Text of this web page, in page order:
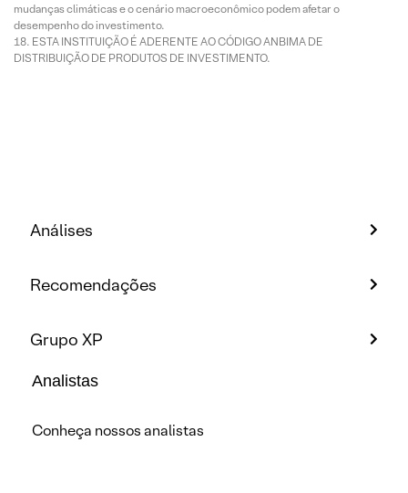
mudanças climáticas e o cenário macroeconômico podem afetar o
desempenho do investimento.
ESTA INSTITUIÇÃO É ADERENTE AO CÓDIGO ANBIMA DE
DISTRIBUIÇÃO DE PRODUTOS DE INVESTIMENTO.
Análises
Recomendações
Grupo XP
Analistas
Conheça nossos analistas